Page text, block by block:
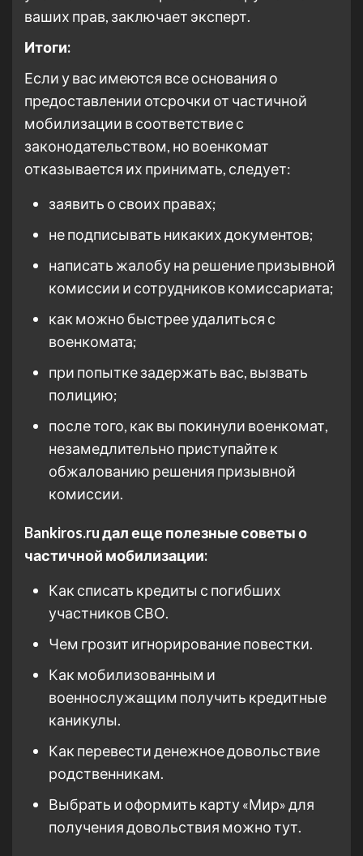
ваших прав, заключает эксперт.
Итоги:
Если у вас имеются все основания о
предоставлении отсрочки от частичной
мобилизации в соответствие с
законодательством, но военкомат
отказывается их принимать, следует:
заявить о своих правах;
не подписывать никаких документов;
написать жалобу на решение призывной
комиссии и сотрудников комиссариата;
как можно быстрее удалиться с
военкомата;
при попытке задержать вас, вызвать
полицию;
после того, как вы покинули военкомат,
незамедлительно приступайте к
обжалованию решения призывной
комиссии.
Bankiros.ru дал еще полезные советы о
частичной мобилизации:
Как списать кредиты с погибших
участников СВО.
Чем грозит игнорирование повестки.
Как мобилизованным и
военнослужащим получить кредитные
каникулы.
Как перевести денежное довольствие
родственникам.
Выбрать и оформить карту «Мир» для
получения довольствия можно тут.